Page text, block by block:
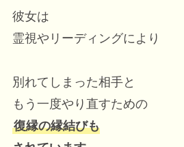
彼女は
霊視やリーディングにより
別れてしまった相手と
もう一度やり直すための
復縁の縁結びも